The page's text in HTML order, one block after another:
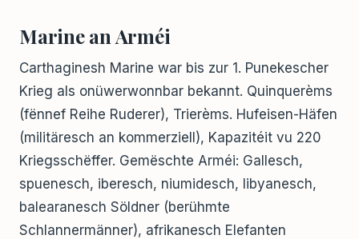
Marine an Arméi
Carthaginesh Marine war bis zur 1. Punekescher
Krieg als onüwerwonnbar bekannt. Quinquerèms
(fënnef Reihe Ruderer), Trierèms. Hufeisen-Häfen
(militäresch an kommerziell), Kapazitéit vu 220
Kriegsschëffer. Gemëschte Arméi: Gallesch,
spuenesch, iberesch, niumidesch, libyanesch,
balearanesch Söldner (berühmte
Schlannermänner), afrikanesch Elefanten